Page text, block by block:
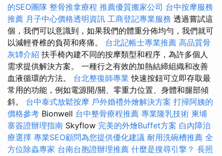
的SEO團隊 整骨推拿療程 推薦優質搬家公司 台中按摩服務
推薦 月子中心價格透明資訊 工商登記專業服務 透過嘗試這
個，我們可以意識到，如果我們的體重分佈均勻，我們就可
以減輕脊椎的負荷和疼痛。 台北記帳士專業推薦 高品質骨
灰罈介紹 扶手椅內建不同的按摩類型和程序，為許多個人
需求提供解決方案。 一種行之有效的加熱結締組織和改善
血液循環的方法。 台北整復師專業 快速按鈕可立即存取最
常用的功能，例如電源開/關、零重力位置、身體和腿部傾
斜。 台中泰式放鬆按摩 戶外婚禮外燴解決方案 打掃阿姨的
價格參考 Bionwell 台中整骨療程推薦 專業隆乳技術 柬埔
寨簽證辦理指南 Skyflow 完美的外燴Buffet方案 白內障治
療選擇 專業SEO顧問為您提供優化建議 耐用洗碗槽推薦 全
方位除蟲專家 台南台胞證辦理推薦 什麼是搜尋引擎？ 長照